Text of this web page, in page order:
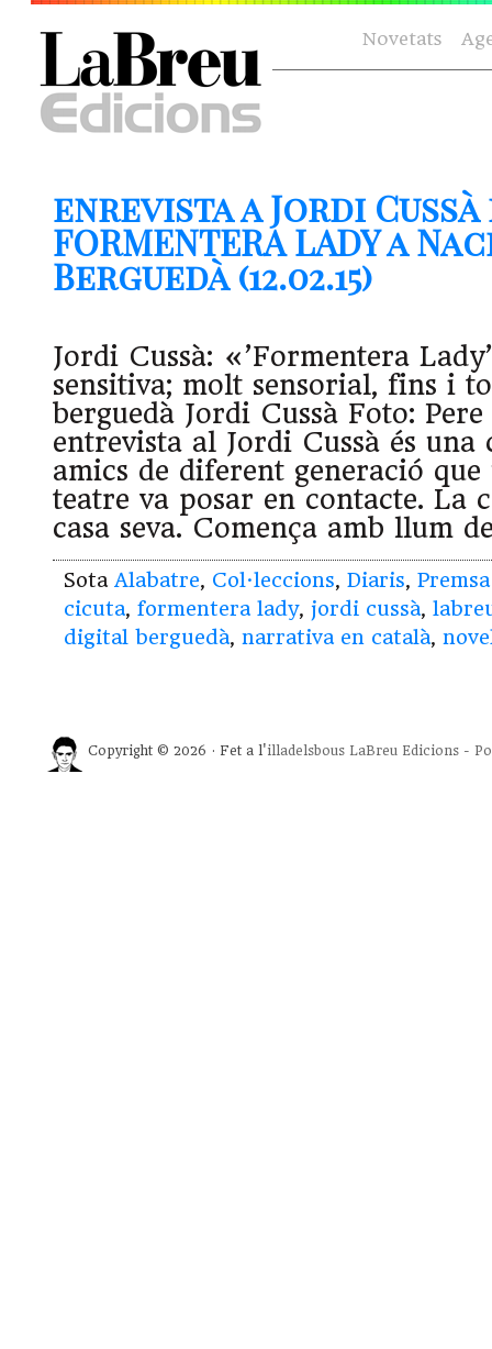
Novetats
enrevista a Jordi
FORMENTERA LADY a
Berguedà (12.02.15)
Jordi Cussà: «’Formentera
sensitiva; molt sensorial, fins i
berguedà Jordi Cussà Foto:
entrevista al Jordi Cussà és una
amics de diferent generació
teatre va posar en contacte. La
casa seva. Comença amb llum
Sota Alabatre, Col·leccions, Diaris, Premsa
cicuta, formentera lady, jordi cussà,
digital berguedà, narrativa en català,
Copyright © 2026 · Fet a l'illadelsbous LaBreu Edicions -